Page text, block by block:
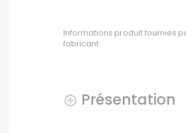
Informations produit fournies
fabricant
Présentation